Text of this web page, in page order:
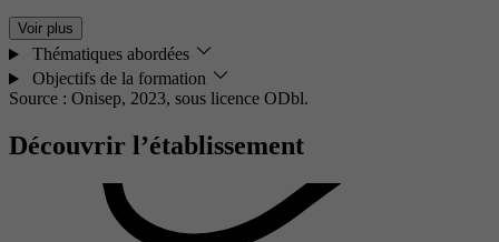
Voir plus
Thématiques abordées
Objectifs de la formation
Source : Onisep, 2023, sous licence ODbl.
Découvrir l’établissement